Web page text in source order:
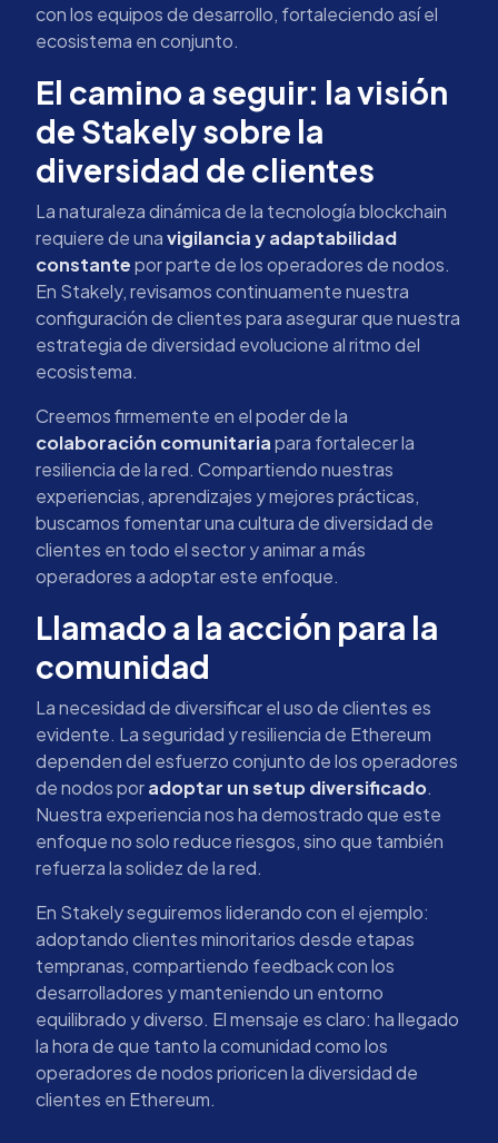
con los equipos de desarrollo, fortaleciendo así el
ecosistema en conjunto.
El camino a seguir: la visión
de Stakely sobre la
diversidad de clientes
La naturaleza dinámica de la tecnología blockchain
requiere de unavigilancia y adaptabilidad
constantepor parte de los operadores de nodos.
En Stakely, revisamos continuamente nuestra
configuración de clientes para asegurar que nuestra
estrategia de diversidad evolucione al ritmo del
ecosistema.
Creemos firmemente en el poder de la
colaboración comunitariapara fortalecer la
resiliencia de la red. Compartiendo nuestras
experiencias, aprendizajes y mejores prácticas,
buscamos fomentar una cultura de diversidad de
clientes en todo el sector y animar a más
operadores a adoptar este enfoque.
Llamado a la acción para la
comunidad
La necesidad de diversificar el uso de clientes es
evidente. La seguridad y resiliencia de Ethereum
dependen del esfuerzo conjunto de los operadores
de nodos poradoptar un setup diversificado.
Nuestra experiencia nos ha demostrado que este
enfoque no solo reduce riesgos, sino que también
refuerza la solidez de la red.
En Stakely seguiremos liderando con el ejemplo:
adoptando clientes minoritarios desde etapas
tempranas, compartiendo feedback con los
desarrolladores y manteniendo un entorno
equilibrado y diverso. El mensaje es claro: ha llegado
la hora de que tanto la comunidad como los
operadores de nodos prioricen la diversidad de
clientes en Ethereum.